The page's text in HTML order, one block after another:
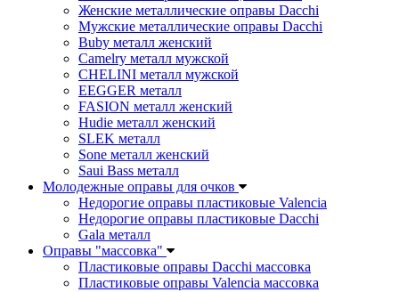
Женские металлические оправы Dacchi
Мужские металлические оправы Dacchi
Buby металл женский
Camelry металл мужской
CHELINI металл мужской
EEGGER металл
FASION металл женский
Hudie металл женский
SLEK металл
Sone металл женский
Saui Bass металл
Молодежные оправы для очков
Недорогие оправы пластиковые Valencia
Недорогие оправы пластиковые Dacchi
Gala металл
Оправы "массовка"
Пластиковые оправы Dacchi массовка
Пластиковые оправы Valencia массовка